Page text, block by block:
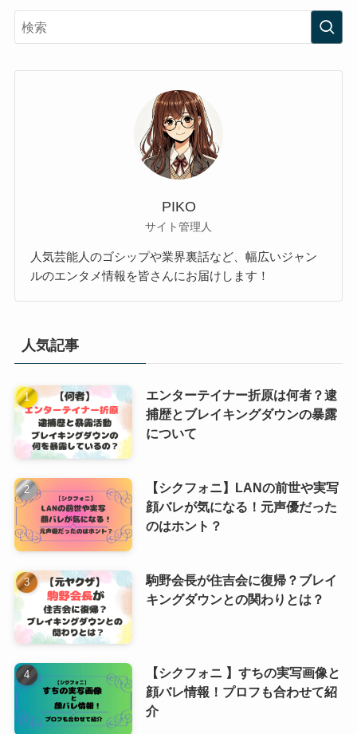
PIKO
サイト管理人
人気芸能人のゴシップや業界裏話など、幅広いジャン
ルのエンタメ情報を皆さんにお届けします！
人気記事
エンターテイナー折原は何者？逮
捕歴とブレイキングダウンの暴露
について
【シクフォニ】LANの前世や実写
顔バレが気になる！元声優だった
のはホント？
駒野会長が住吉会に復帰？ブレイ
キングダウンとの関わりとは？
【シクフォニ 】すちの実写画像と
顔バレ情報！プロフも合わせて紹
介